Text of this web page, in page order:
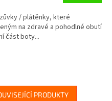
/ plátěnky, které
na zdravé a pohodlné obutí
část boty...
PRODUKTY